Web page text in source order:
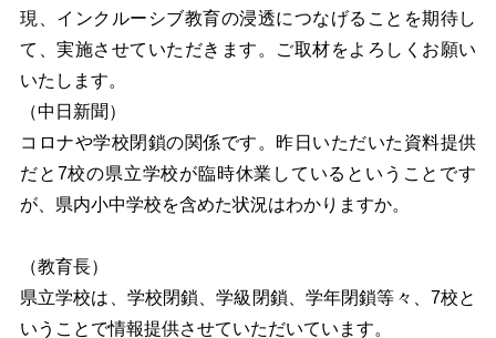
現、インクルーシブ教育の浸透につなげることを期待し
て、実施させていただきます。ご取材をよろしくお願い
いたします。
（中日新聞）
コロナや学校閉鎖の関係です。昨日いただいた資料提供
だと7校の県立学校が臨時休業しているということです
が、県内小中学校を含めた状況はわかりますか。
（教育長）
県立学校は、学校閉鎖、学級閉鎖、学年閉鎖等々、7校と
いうことで情報提供させていただいています。